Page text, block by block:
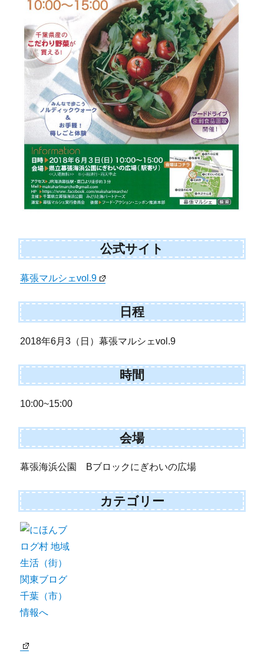
公式サイト
幕張マルシェvol.9
日程
2018年6月3（日）幕張マルシェvol.9
時間
10:00~15:00
会場
幕張海浜公園 Bブロックにぎわいの広場
カテゴリー